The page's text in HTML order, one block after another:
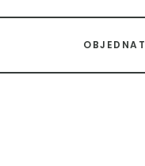
OBJEDNAT